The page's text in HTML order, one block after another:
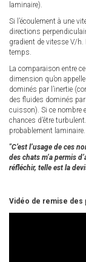
laminaire).
Si l’écoulement à une
directions
gradient de vitesse V/h.
temps.
La comparaison entre
dimension qu’on
dominés par l’inertie
des fluides dominés
cuisson). Si ce nombre
chances d’être
probablement laminaire.
"C’est l’usage de ces
des chats m’a permis
réfléchir, telle est la
Vidéo de remise des